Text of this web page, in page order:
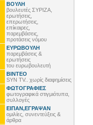
ΒΟΥΛΗ
βουλευτές ΣΥΡΙΖΑ,
ερωτήσεις,
επερωτήσεις,
επίκαιρες,
παρεμβάσεις,
προτάσεις νόμου
ΕΥΡΩΒΟΥΛΗ
παρεμβάσεις &
ερωτήσεις
του ευρωβουλευτή
ΒΙΝΤΕΟ
SYN TV.. χωρίς διαφημίσεις
ΦΩΤΟΓΡΑΦΙΕΣ
φωτογραφικά στιγμιότυπα,
συλλογές
ΕΙΠΑΝ,ΕΓΡΑΨΑΝ
ομιλίες, συνεντεύξεις &
άρθρα